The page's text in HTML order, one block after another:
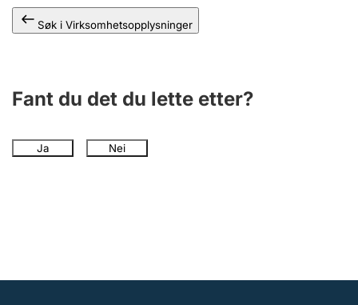
Søk i Virksomhetsopplysninger
Fant du det du lette etter?
Ja Nei